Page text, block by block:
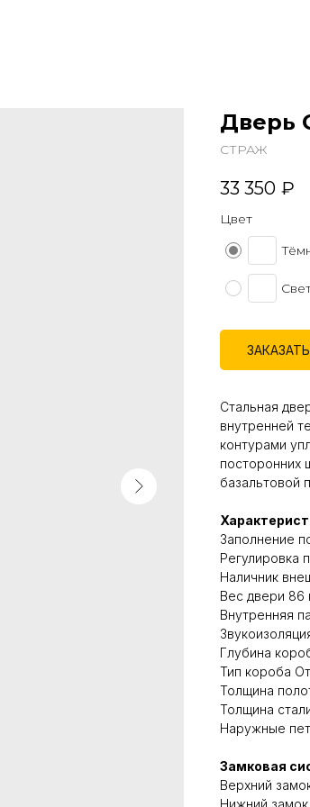
Дверь
СТРАЖ
33 350 ₽
Цвет
ЗАКАЗАТЬ
Стальная
внутренней
контурами
посторонних
базальтовой
Заполнение
Регулировка
Наличник
Вес двери 86
Внутренняя
Глубина
Тип короба
Толщина
Толщина
Наружные
Замковая
Верхний